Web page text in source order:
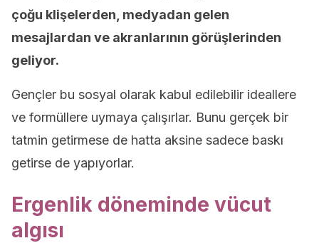
çoğu klişelerden, medyadan gelen
mesajlardan ve akranlarının görüşlerinden
geliyor.
Gençler bu sosyal olarak kabul edilebilir ideallere
ve formüllere uymaya çalışırlar. Bunu gerçek bir
tatmin getirmese de hatta aksine sadece baskı
getirse de yapıyorlar.
Ergenlik döneminde vücut
algısı